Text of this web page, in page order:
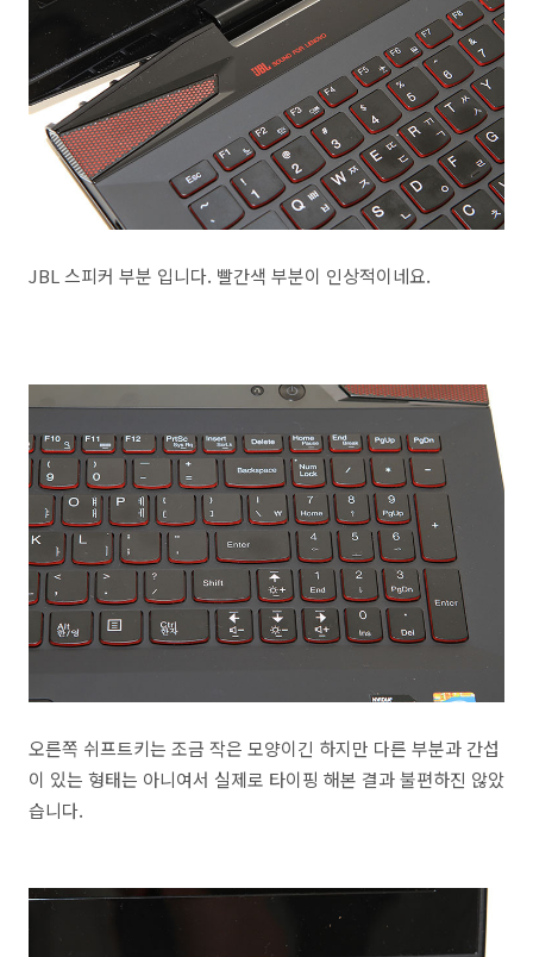
JBL 스피커 부분 입니다. 빨간색 부분이 인상적이네요.
오른쪽 쉬프트키는 조금 작은 모양이긴 하지만 다른 부분과 간섭
이 있는 형태는 아니여서 실제로 타이핑 해본 결과 불편하진 않았
습니다.